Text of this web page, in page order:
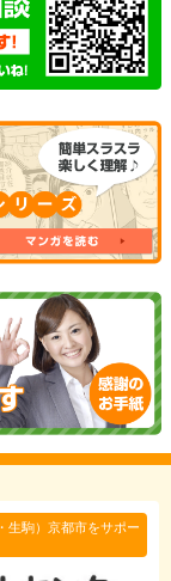
生駒）京都市をサポー